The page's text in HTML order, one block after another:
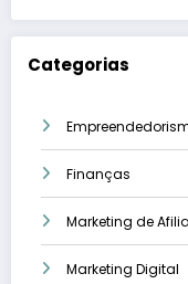
Categorias
Finanças
Marketing de
Marketing Digital